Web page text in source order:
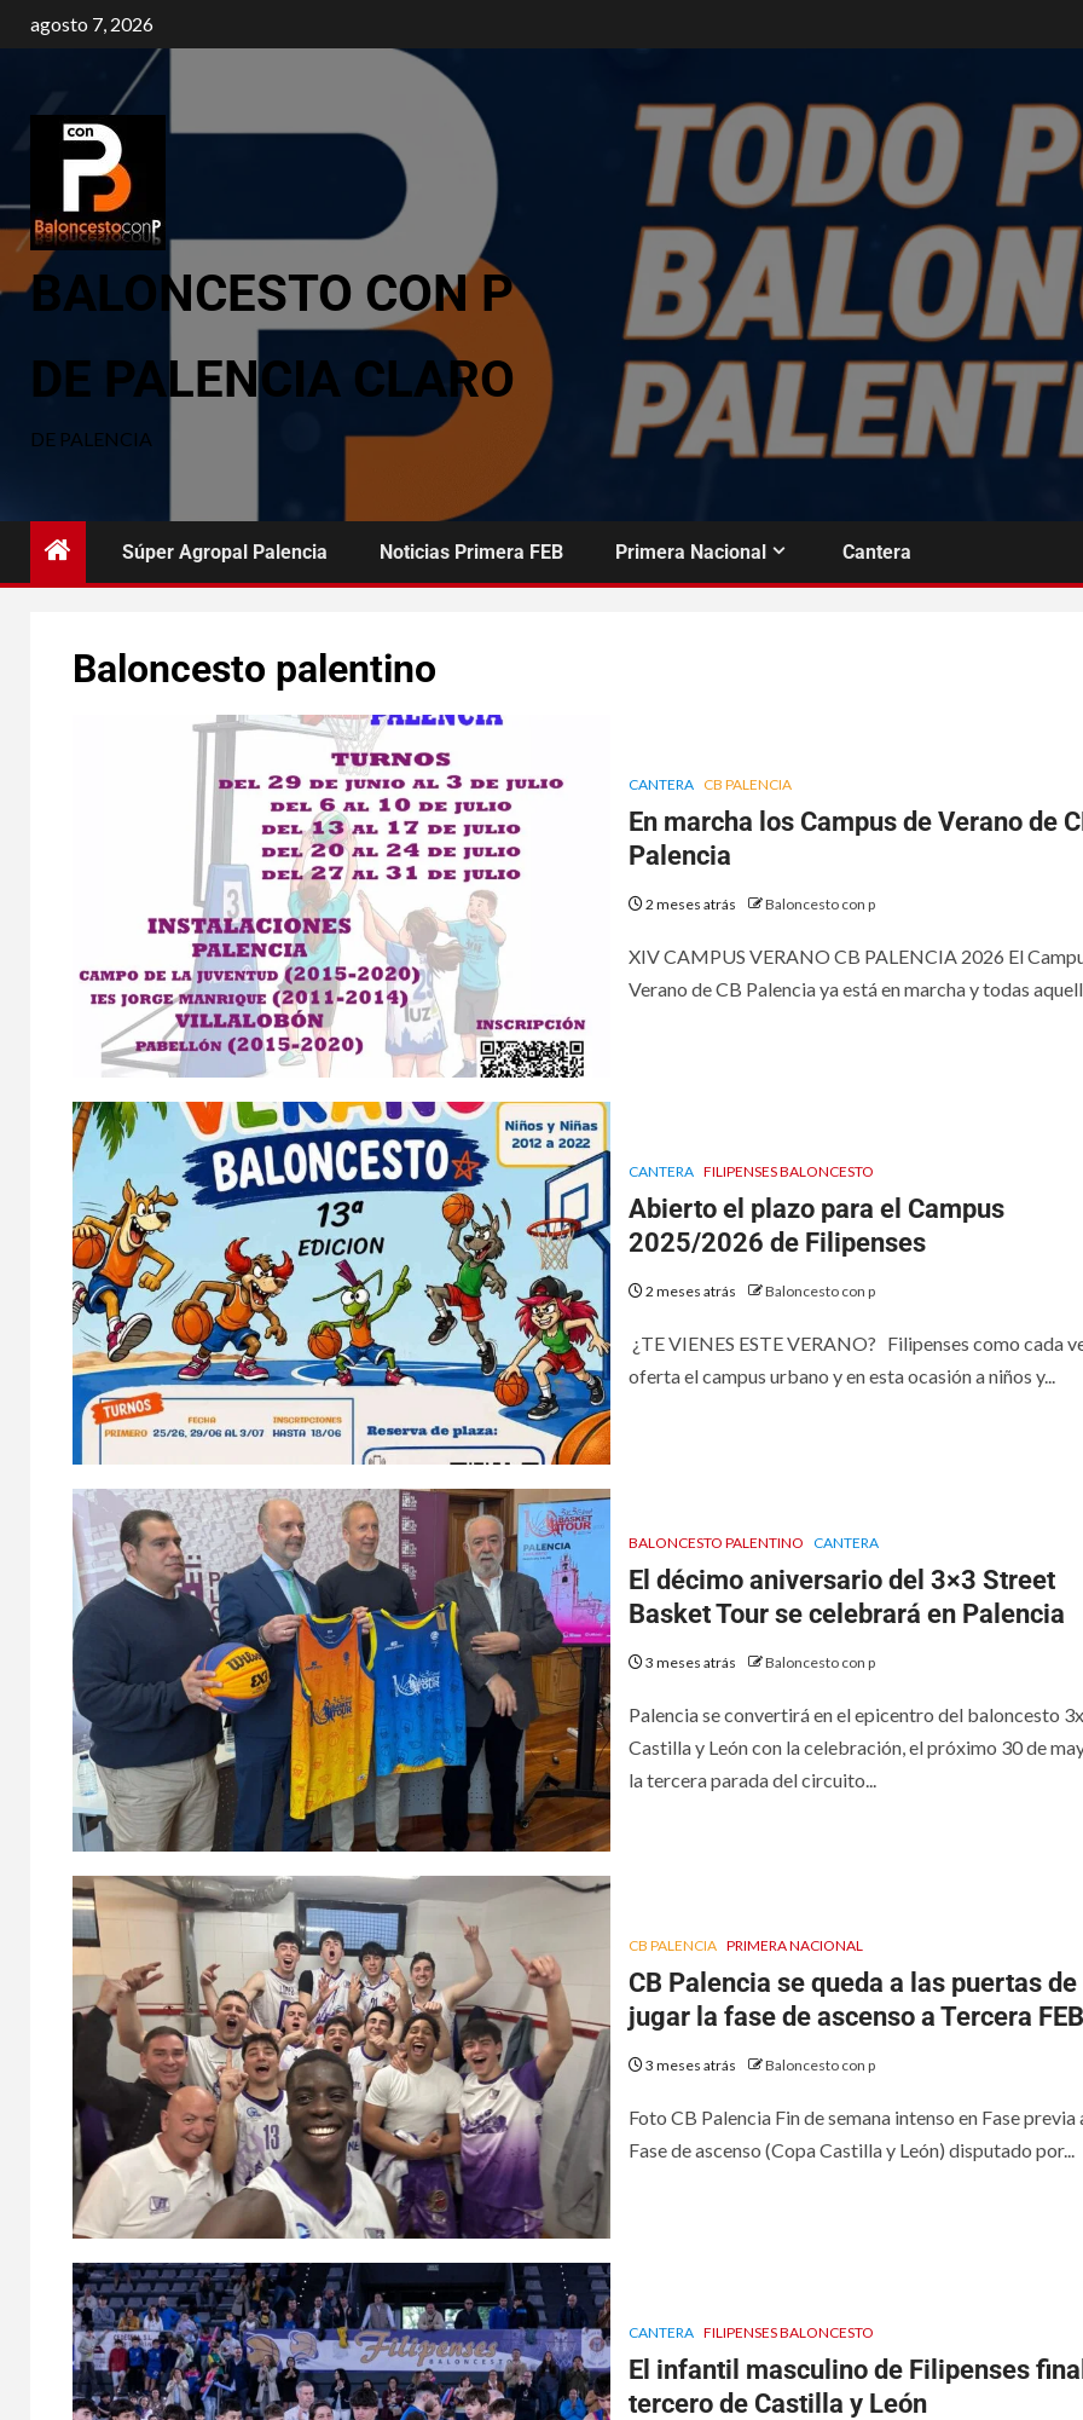
agosto 7, 2026
BALONCESTO CON P
DE PALENCIA CLARO
DE PALENCIA
Súper Agropal Palencia Noticias Primera FEB Primera Nacional Cantera
Baloncesto palentino
CANTERA CB PALENCIA
En marcha los Campus de Verano de
Palencia
2 meses atrás Baloncesto con p
XIV CAMPUS VERANO CB PALENCIA 2026 El
Verano de CB Palencia ya está en marcha y todas
CANTERA FILIPENSES BALONCESTO
Abierto el plazo para el Campus
2025/2026 de Filipenses
2 meses atrás Baloncesto con p
¿TE VIENES ESTE VERANO? Filipenses como cada
oferta el campus urbano y en esta ocasión a niños y...
BALONCESTO PALENTINO CANTERA
El décimo aniversario del 3×3 Street
Basket Tour se celebrará en Palencia
3 meses atrás Baloncesto con p
Palencia se convertirá en el epicentro del baloncesto
Castilla y León con la celebración, el próximo 30 de
la tercera parada del circuito...
CB PALENCIA PRIMERA NACIONAL
CB Palencia se queda a las puertas de
jugar la fase de ascenso a Tercera FEB
3 meses atrás Baloncesto con p
Foto CB Palencia Fin de semana intenso en Fase previa
Fase de ascenso (Copa Castilla y León) disputado por...
CANTERA FILIPENSES BALONCESTO
El infantil masculino de Filipenses
tercero de Castilla y León